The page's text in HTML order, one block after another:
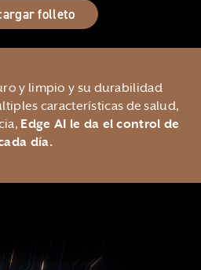
folleto
y limpio y su durabilidad
características de salud,
Edge AI le da el control de
día.